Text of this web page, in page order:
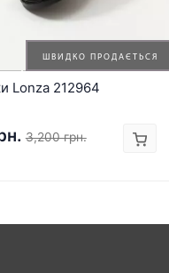
ШВИДКО ПРОДАЄТЬСЯ
Lonza 212964
3,200 грн.